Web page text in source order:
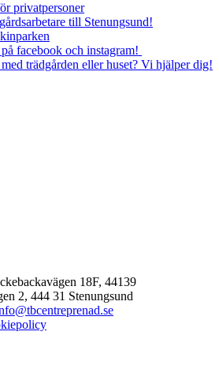
privatpersoner
till Stenungsund!
facebook och instagram!
trädgården eller huset? Vi hjälper dig!
18F, 44139
2, 444 31 Stenungsund